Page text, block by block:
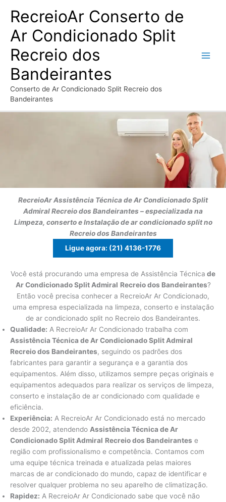
para
conteúdo
RecreioAr Conserto de
Ar Condicionado Split
Recreio dos
Bandeirantes
Conserto de Ar Condicionado Split Recreio dos
Bandeirantes
RecreioArAssistência Técnica de Ar Condicionado Split
AdmiralRecreio dos Bandeirantes – especializada na
Limpeza, conserto e Instalação de ar condicionado split no
Recreio dos Bandeirantes
Ligue agora: (21) 4136-1776
Você está procurando uma empresa de Assistência Técnica de
Ar Condicionado Split Admiral Recreio dos Bandeirantes?
Então você precisa conhecer a RecreioAr Ar Condicionado,
uma empresa especializada na limpeza, conserto e instalação
de ar condicionado split no Recreio dos Bandeirantes.
Qualidade: A RecreioAr Ar Condicionado trabalha com
Assistência Técnica de Ar Condicionado Split Admiral
Recreio dos Bandeirantes, seguindo os padrões dos
fabricantes para garantir a segurança e a garantia dos
equipamentos. Além disso, utilizamos sempre peças originais e
equipamentos adequados para realizar os serviços de limpeza,
conserto e instalação de ar condicionado com qualidade e
eficiência.
Experiência: A RecreioAr Ar Condicionado está no mercado
desde 2002, atendendo Assistência Técnica de Ar
Condicionado Split Admiral Recreio dos Bandeirantes e
região com profissionalismo e competência. Contamos com
uma equipe técnica treinada e atualizada pelas maiores
marcas de ar condicionado do mundo, capaz de identificar e
resolver qualquer problema no seu aparelho de climatização.
Rapidez: A RecreioAr Ar Condicionado sabe que você não